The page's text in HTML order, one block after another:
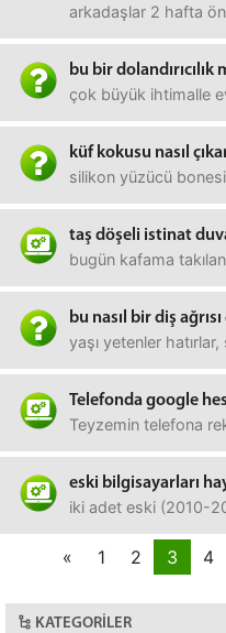
arkadaşlar 2 hafta
bu bir dolandırıcılık
çok büyük ihtimalle
küf kokusu nasıl
silikon yüzücü
taş döşeli istinat
bugün kafama
bu nasıl bir diş
yaşı yetenler
Telefonda google
Teyzemin telefona
eski bilgisayarları
iki adet eski (2010-
« 1 2 3 4
KATEGORILER